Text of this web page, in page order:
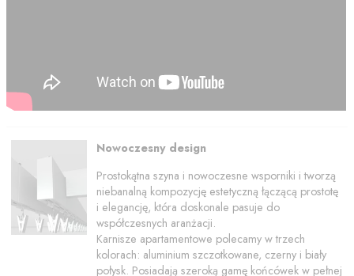
Nowoczesny design
Prostokątna szyna i nowoczesne wsporniki i tworzą
niebanalną kompozycję estetyczną łączącą prostotę
i elegancję, która doskonale pasuje do
współczesnych aranżacji.
Karnisze apartamentowe polecamy w trzech
kolorach: aluminium szczotkowane, czerny i biały
połysk. Posiadają szeroką gamę końcówek w pełnej